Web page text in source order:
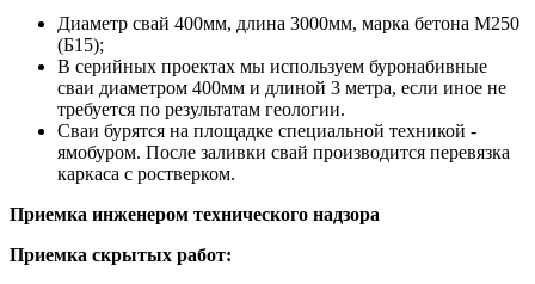
Диаметр свай 400мм, длина 3000мм, марка бетона М250
(Б15);
В серийных проектах мы используем буронабивные
сваи диаметром 400мм и длиной 3 метра, если иное не
требуется по результатам геологии.
Сваи бурятся на площадке специальной техникой -
ямобуром. После заливки свай производится перевязка
каркаса с ростверком.
Приемка инженером технического надзора
Приемка скрытых работ: